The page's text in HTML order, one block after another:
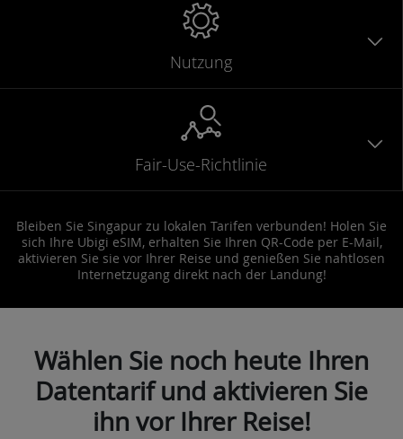
Nutzung
Fair-Use-Richtlinie
Bleiben Sie Singapur zu lokalen Tarifen verbunden! Holen Sie
sich Ihre Ubigi eSIM, erhalten Sie Ihren QR-Code per E-Mail,
aktivieren Sie sie vor Ihrer Reise und genießen Sie nahtlosen
Internetzugang direkt nach der Landung!
Wählen Sie noch heute Ihren
Datentarif und aktivieren Sie
ihn vor Ihrer Reise!